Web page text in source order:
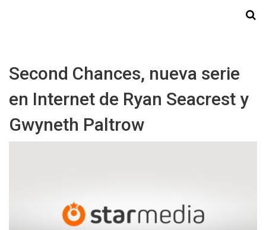
Second Chances, nueva serie
en Internet de Ryan Seacrest y
Gwyneth Paltrow